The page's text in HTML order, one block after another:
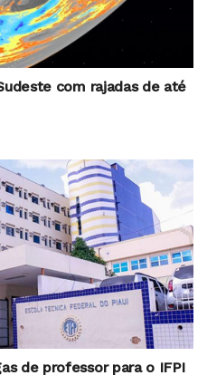
com rajadas de até
de professor para o IFPI